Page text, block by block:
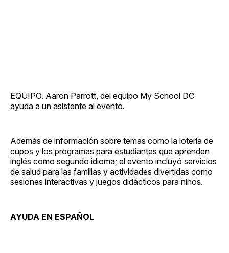
EQUIPO. Aaron Parrott, del equipo My School DC
ayuda a un asistente al evento.
Además de información sobre temas como la lotería de
cupos y los programas para estudiantes que aprenden
inglés como segundo idioma; el evento incluyó servicios
de salud para las familias y actividades divertidas como
sesiones interactivas y juegos didácticos para niños.
AYUDA EN ESPAÑOL